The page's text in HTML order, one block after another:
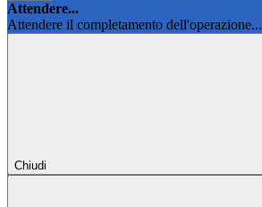
Attendere...
Attendere il completamento dell'operazione...
Chiudi